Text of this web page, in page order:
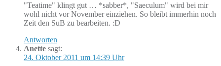
"Teatime" klingt gut … *sabber*, "Saeculum" wird bei mir
wohl nicht vor November einziehen. So bleibt immerhin noch
Zeit den SuB zu bearbeiten. :D
Antworten
Anette sagt:
24. Oktober 2011 um 14:39 Uhr